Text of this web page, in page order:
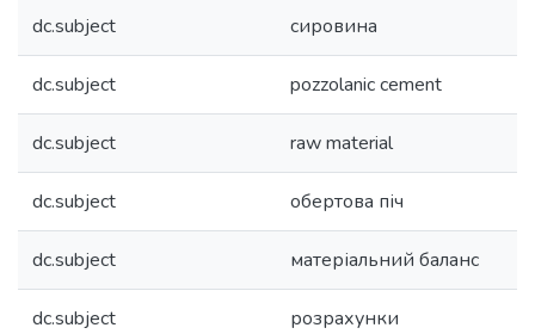
dc.subject сировина
dc.subject pozzolanic cement
dc.subject raw material
dc.subject обертова піч
dc.subject матеріальний баланс
dc.subject розрахунки